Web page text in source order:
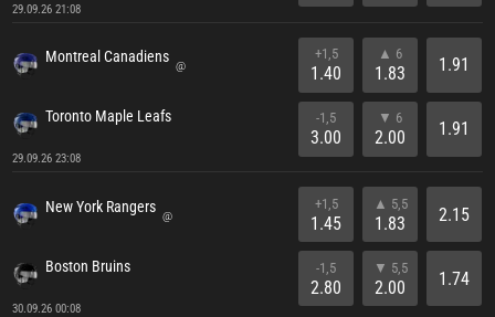
29.09.26 21:08
Montreal Canadiens
@
Toronto Maple Leafs
29.09.26 23:08
+1,5
1.40
-1,5
3.00
▲ 6
1.83
▼ 6
2.00
1.91
1.91
New York Rangers
@
Boston Bruins
30.09.26 00:08
+1,5
1.45
-1,5
2.80
▲ 5,5
1.83
▼ 5,5
2.00
2.15
1.74